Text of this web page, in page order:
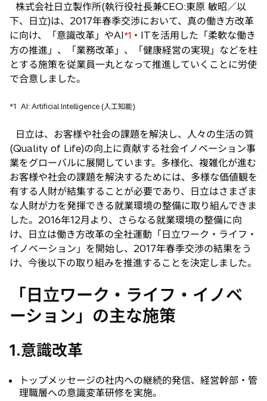
い
タ
ブ
で
開
く
株式会社日立製作所(執行役社長兼CEO:東原 敏昭／以
下、日立)は、2017年春季交渉において、真の働き方改革
に向け、「意識改革」やAI*1 ・ITを活用した「柔軟な働き
方の推進」、「業務改革」、「健康経営の実現」などを柱
とする施策を従業員一丸となって推進していくことに労使
で合意しました。
*1 AI: Artificial Intelligence (人工知能)
日立は、お客様や社会の課題を解決し、人々の生活の質
(Quality of Life)の向上に貢献する社会イノベーション事
業をグローバルに展開しています。多様化、複雑化が進む
お客様や社会の課題を解決するためには、多様な価値観を
有する人財が結集することが必要であり、日立はさまざま
な人財が力を発揮できる就業環境の整備に取り組んできま
した。2016年12月より、さらなる就業環境の整備に向
け、日立は働き方改革の全社運動「日立ワーク・ライフ・
イノベーション」を開始し、2017年春季交渉の結果をう
け、今後以下の取り組みを推進することを決定しました。
「日立ワーク・ライフ・イノベ
ーション」の主な施策
1.意識改革
トップメッセージの社内への継続的発信、経営幹部・管
理職層への意識変革研修を実施。